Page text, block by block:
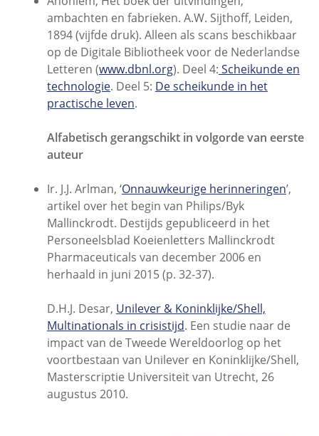
ambachten en fabrieken. A.W. Sijthoff, Leiden,
1894 (vijfde druk). Alleen als scans beschikbaar
op de Digitale Bibliotheek voor de Nederlandse
Letteren (www.dbnl.org). Deel 4: Scheikunde en
technologie. Deel 5: De scheikunde in het
practische leven.
Alfabetisch gerangschikt in volgorde van eerste
auteur
Ir. J.J. Arlman, ‘Onnauwkeurige herinneringen’,
artikel over het begin van Philips/Byk
Mallinckrodt. Destijds gepubliceerd in het
Personeelsblad Koeienletters Mallinckrodt
Pharmaceuticals van december 2006 en
herhaald in juni 2015 (p. 32-37).
D.H.J. Desar, Unilever & Koninklijke/Shell,
Multinationals in crisistijd. Een studie naar de
impact van de Tweede Wereldoorlog op het
voortbestaan van Unilever en Koninklijke/Shell,
Masterscriptie Universiteit van Utrecht, 26
augustus 2010.